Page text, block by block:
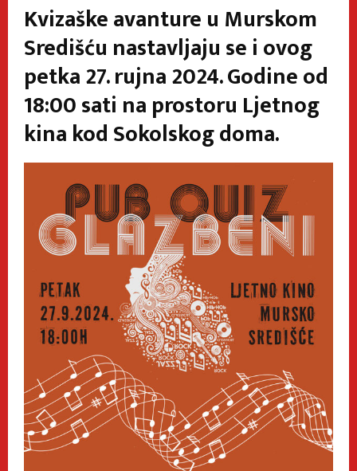
Kvizaške avanture u Murskom
Središću nastavljaju se i ovog
petka 27. rujna 2024. Godine od
18:00 sati na prostoru Ljetnog
kina kod Sokolskog doma.